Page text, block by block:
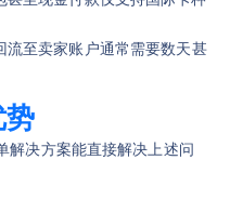
流至卖家账户通常需要数天甚
解决方案能直接解决上述问